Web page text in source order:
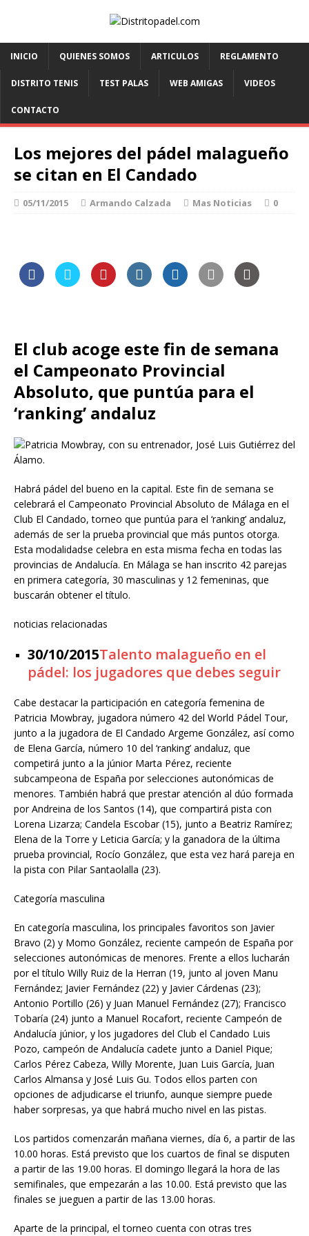
INICIO QUIENES SOMOS ARTICULOS REGLAMENTO
DISTRITO TENIS TEST PALAS WEB AMIGAS VIDEOS
CONTACTO
Los mejores del pádel malagueño
se citan en El Candado
05/11/2015 Armando Calzada Mas Noticias 0
El club acoge este fin de semana
el Campeonato Provincial
Absoluto, que puntúa para el
‘ranking’ andaluz
Habrá pádel del bueno en la capital. Este fin de semana se
celebrará el Campeonato Provincial Absoluto de Málaga en el
Club El Candado, torneo que puntúa para el ‘ranking’ andaluz,
además de ser la prueba provincial que más puntos otorga.
Esta modalidadse celebra en esta misma fecha en todas las
provincias de Andalucía. En Málaga se han inscrito 42 parejas
en primera categoría, 30 masculinas y 12 femeninas, que
buscarán obtener el título.
noticias relacionadas
30/10/2015Talento malagueño en el
pádel: los jugadores que debes seguir
Cabe destacar la participación en categoría femenina de
Patricia Mowbray, jugadora número 42 del World Pádel Tour,
junto a la jugadora de El Candado Argeme González, así como
de Elena García, número 10 del ‘ranking’ andaluz, que
competirá junto a la júnior Marta Pérez, reciente
subcampeona de España por selecciones autonómicas de
menores. También habrá que prestar atención al dúo formada
por Andreina de los Santos (14), que compartirá pista con
Lorena Lizarza; Candela Escobar (15), junto a Beatriz Ramírez;
Elena de la Torre y Leticia García; y la ganadora de la última
prueba provincial, Rocío González, que esta vez hará pareja en
la pista con Pilar Santaolalla (23).
Categoría masculina
En categoría masculina, los principales favoritos son Javier
Bravo (2) y Momo González, reciente campeón de España por
selecciones autonómicas de menores. Frente a ellos lucharán
por el título Willy Ruiz de la Herran (19, junto al joven Manu
Fernández; Javier Fernández (22) y Javier Cárdenas (23);
Antonio Portillo (26) y Juan Manuel Fernández (27); Francisco
Tobaría (24) junto a Manuel Rocafort, reciente Campeón de
Andalucía júnior, y los jugadores del Club el Candado Luis
Pozo, campeón de Andalucía cadete junto a Daniel Pique;
Carlos Pérez Cabeza, Willy Morente, Juan Luis García, Juan
Carlos Almansa y José Luis Gu. Todos ellos parten con
opciones de adjudicarse el triunfo, aunque siempre puede
haber sorpresas, ya que habrá mucho nivel en las pistas.
Los partidos comenzarán mañana viernes, día 6, a partir de las
10.00 horas. Está previsto que los cuartos de final se disputen
a partir de las 19.00 horas. El domingo llegará la hora de las
semifinales, que empezarán a las 10.00. Está previsto que las
finales se jueguen a partir de las 13.00 horas.
Aparte de la principal, el torneo cuenta con otras tres